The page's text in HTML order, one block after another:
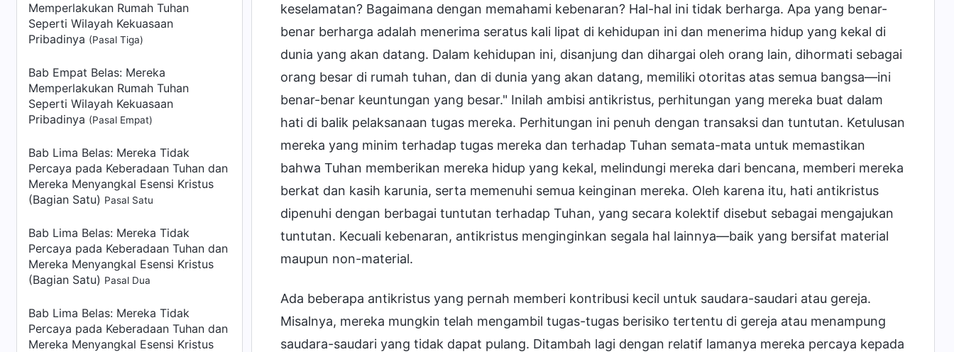
Memperlakukan Rumah Tuhan
Seperti Wilayah Kekuasaan
Pribadinya (Pasal Tiga)
Bab Empat Belas: Mereka
Memperlakukan Rumah Tuhan
Seperti Wilayah Kekuasaan
Pribadinya (Pasal Empat)
Bab Lima Belas: Mereka Tidak
Percaya pada Keberadaan Tuhan dan
Mereka Menyangkal Esensi Kristus
(Bagian Satu) Pasal Satu
Bab Lima Belas: Mereka Tidak
Percaya pada Keberadaan Tuhan dan
Mereka Menyangkal Esensi Kristus
(Bagian Satu) Pasal Dua
Bab Lima Belas: Mereka Tidak
Percaya pada Keberadaan Tuhan dan
Mereka Menyangkal Esensi Kristus
keselamatan? Bagaimana dengan memahami kebenaran? Hal-hal ini tidak berharga. Apa yang benar-
benar berharga adalah menerima seratus kali lipat di kehidupan ini dan menerima hidup yang kekal di
dunia yang akan datang. Dalam kehidupan ini, disanjung dan dihargai oleh orang lain, dihormati sebagai
orang besar di rumah tuhan, dan di dunia yang akan datang, memiliki otoritas atas semua bangsa—ini
benar-benar keuntungan yang besar." Inilah ambisi antikristus, perhitungan yang mereka buat dalam
hati di balik pelaksanaan tugas mereka. Perhitungan ini penuh dengan transaksi dan tuntutan. Ketulusan
mereka yang minim terhadap tugas mereka dan terhadap Tuhan semata-mata untuk memastikan
bahwa Tuhan memberikan mereka hidup yang kekal, melindungi mereka dari bencana, memberi mereka
berkat dan kasih karunia, serta memenuhi semua keinginan mereka. Oleh karena itu, hati antikristus
dipenuhi dengan berbagai tuntutan terhadap Tuhan, yang secara kolektif disebut sebagai mengajukan
tuntutan. Kecuali kebenaran, antikristus menginginkan segala hal lainnya—baik yang bersifat material
maupun non-material.
Ada beberapa antikristus yang pernah memberi kontribusi kecil untuk saudara-saudari atau gereja.
Misalnya, mereka mungkin telah mengambil tugas-tugas berisiko tertentu di gereja atau menampung
saudara-saudari yang tidak dapat pulang. Ditambah lagi dengan relatif lamanya mereka percaya kepada